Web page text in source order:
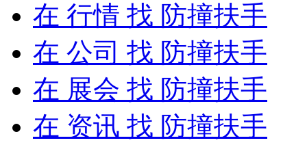
在 行情 找 防撞扶手
在 公司 找 防撞扶手
在 展会 找 防撞扶手
在 资讯 找 防撞扶手